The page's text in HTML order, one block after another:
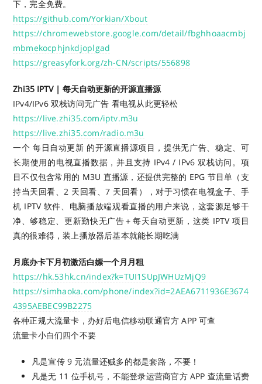
下，完全免费。
https://github.com/Yorkian/Xbout
https://chromewebstore.google.com/detail/fbghhoaacmbj
mbmekocphjnkdjoplgad
https://greasyfork.org/zh-CN/scripts/556898
Zhi35 IPTV | 每天自动更新的开源直播源
IPv4/IPv6 双栈访问无广告 看电视从此更轻松
https://live.zhi35.com/iptv.m3u
https://live.zhi35.com/radio.m3u
一个 每日自动更新 的开源直播源项目，提供无广告、稳定、可
长期使用的电视直播数据，并且支持 IPv4 / IPv6 双栈访问。项
目不仅包含常用的 M3U 直播源，还提供完整的 EPG 节目单（支
持当天回看、2 天回看、7 天回看），对于习惯在电视盒子、手
机 IPTV 软件、电脑播放端观看直播的用户来说，这套源足够干
净、够稳定、更新勤快无广告＋每天自动更新，这类 IPTV 项目
真的很难得，装上播放器后基本就能长期吃满
月底办卡下月初激活白嫖一个月月租
https://hk.53hk.cn/index?k=TUI1SUpJWHUzMjQ9
https://simhaoka.com/phone/index?id=2AEA6711936E3674
4395AEBEC99B2275
各种正规大流量卡，办好后电信移动联通官方 APP 可查
流量卡小白们四个不要
凡是宣传 9 元流量还贼多的都是套路，不要！
凡是无 11 位手机号，不能登录运营商官方 APP 查流量话费